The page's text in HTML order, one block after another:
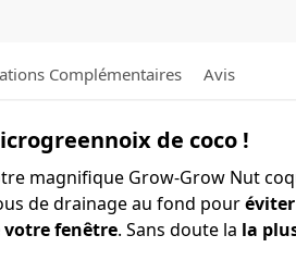
Complémentaires Avis
de coco !
magnifique Grow-Grow Nut
de drainage au fond pour
votre fenêtre. Sans doute la la